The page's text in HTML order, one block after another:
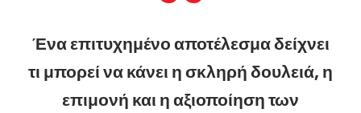
Ένα επιτυχημένο αποτέλεσμα δείχνει
τι μπορεί να κάνει η σκληρή δουλειά, η
επιμονή και η αξιοποίηση των